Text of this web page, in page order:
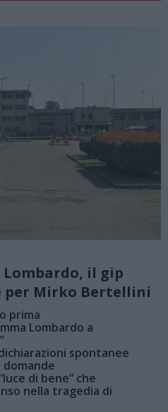
Lombardo, il gip
per Mirko Bertellini
prima
Lombardo a
spontanee
domande
di bene” che
nella tragedia di